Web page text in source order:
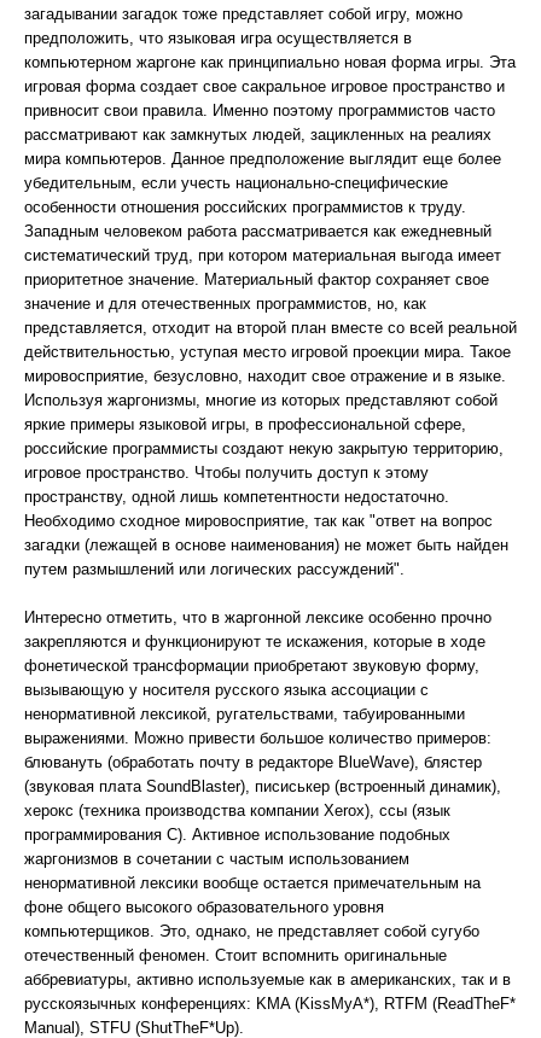
загадывании загадок тоже представляет собой игру, можно
предположить, что языковая игра осуществляется в
компьютерном жаргоне как принципиально новая форма игры. Эта
игровая форма создает свое сакральное игровое пространство и
привносит свои правила. Именно поэтому программистов часто
рассматривают как замкнутых людей, зацикленных на реалиях
мира компьютеров. Данное предположение выглядит еще более
убедительным, если учесть национально-специфические
особенности отношения российских программистов к труду.
Западным человеком работа рассматривается как ежедневный
систематический труд, при котором материальная выгода имеет
приоритетное значение. Материальный фактор сохраняет свое
значение и для отечественных программистов, но, как
представляется, отходит на второй план вместе со всей реальной
действительностью, уступая место игровой проекции мира. Такое
мировосприятие, безусловно, находит свое отражение и в языке.
Используя жаргонизмы, многие из которых представляют собой
яркие примеры языковой игры, в профессиональной сфере,
российские программисты создают некую закрытую территорию,
игровое пространство. Чтобы получить доступ к этому
пространству, одной лишь компетентности недостаточно.
Необходимо сходное мировосприятие, так как "ответ на вопрос
загадки (лежащей в основе наименования) не может быть найден
путем размышлений или логических рассуждений".
Интересно отметить, что в жаргонной лексике особенно прочно
закрепляются и функционируют те искажения, которые в ходе
фонетической трансформации приобретают звуковую форму,
вызывающую у носителя русского языка ассоциации с
ненормативной лексикой, ругательствами, табуированными
выражениями. Можно привести большое количество примеров:
блювануть (обработать почту в редакторе BlueWave), блястер
(звуковая плата SoundBlaster), писиськер (встроенный динамик),
херокс (техника производства компании Xerox), ссы (язык
программирования C). Активное использование подобных
жаргонизмов в сочетании с частым использованием
ненормативной лексики вообще остается примечательным на
фоне общего высокого образовательного уровня
компьютерщиков. Это, однако, не представляет собой сугубо
отечественный феномен. Стоит вспомнить оригинальные
аббревиатуры, активно используемые как в американских, так и в
русскоязычных конференциях: KMA (KissMyA*), RTFM (ReadTheF*
Manual), STFU (ShutTheF*Up).